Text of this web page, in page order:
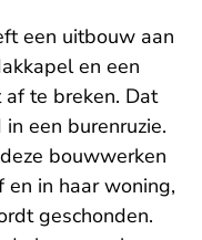
een uitbouw aan
en een
te breken. Dat
een burenruzie.
bouwwerken
en in haar woning,
geschonden.